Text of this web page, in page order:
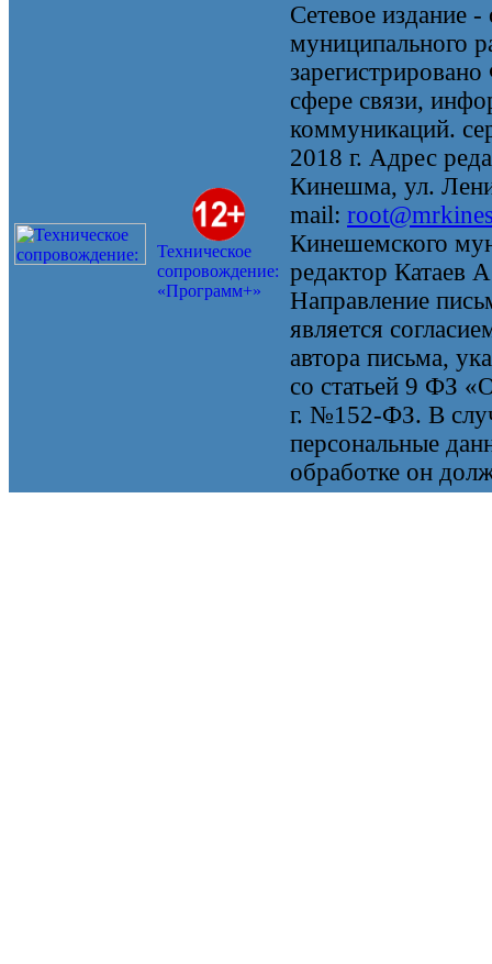
Техническое
сопровождение:
«Программ+»
Сетевое издание
муниципального
сфере связи,
коммуникаций.
2018 г. Адрес
Кинешма, ул.
mail:
Кинешемского
редактор Катаев
Направление
является
автора письма,
со статьей 9 ФЗ
г. №152-ФЗ. В
персональные
обработке он